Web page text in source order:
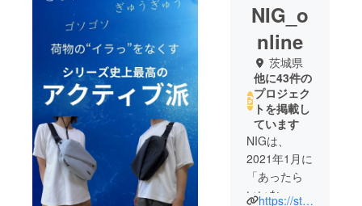
NIG_o
nline
茨城県
他に43件の
プロジェク
トを掲載し
ています
NIGは、
2021年1月に
「あったら
いいな」をhttps://store.nigonline.com/